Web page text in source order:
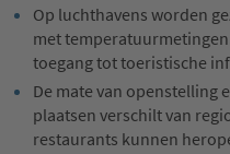
Op luchthavens worden
met
toegang tot toeristische
De mate van openstelling
plaatsen verschilt van
restaurants kunnen